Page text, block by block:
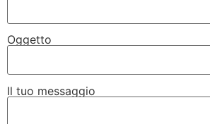
Oggetto
Il tuo messaggio